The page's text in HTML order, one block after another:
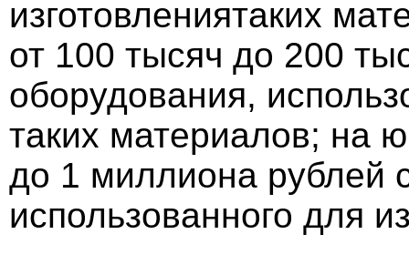
изготовлениятаких
от 100 тысяч до 200
оборудования,
таких материалов; на
до 1 миллиона рублей
использованного для